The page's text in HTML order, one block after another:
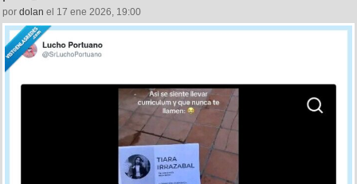
por dolan el 17 ene 2026, 19:00